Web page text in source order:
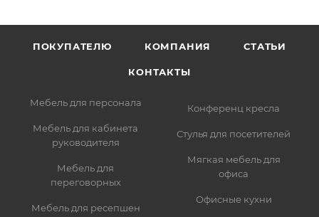
ПОКУПАТЕЛЮ КОМПАНИЯ СТАТЬИ
КОНТАКТЫ
Мебель для персонала
Мебель для кабинета
руководителя
Мебель для
переговорных
Мебель для ресепшен
Конференц кресла
Стулья для посетителей
Мягкая мебель для
офиса
Офисные кухни